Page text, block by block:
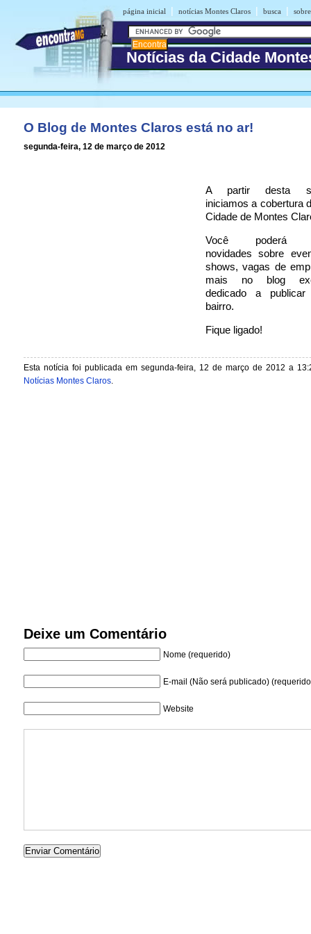
página inicial | notícias Montes Claros | busca |
Notícias da Cidade
O Blog de Montes Claros está no ar!
segunda-feira, 12 de março de 2012
A partir desta
iniciamos a cobertura
Cidade de Montes
Você poderá
novidades sobre
shows, vagas de
mais no blog
dedicado a
bairro.
Fique ligado!
Esta notícia foi publicada em segunda-feira, 12 de março de 2012 a
Notícias Montes Claros.
Deixe um Comentário
Nome (requerido)
E-mail (Não será publicado)
Website